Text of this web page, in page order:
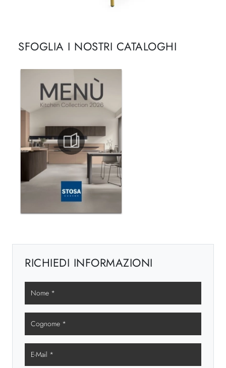
SFOGLIA I NOSTRI CATALOGHI
RICHIEDI INFORMAZIONI